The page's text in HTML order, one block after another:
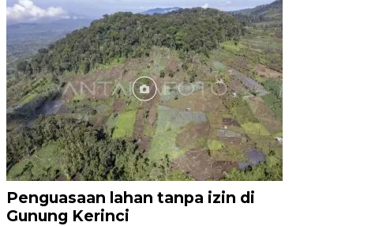
Penguasaan lahan tanpa izin di
Gunung Kerinci